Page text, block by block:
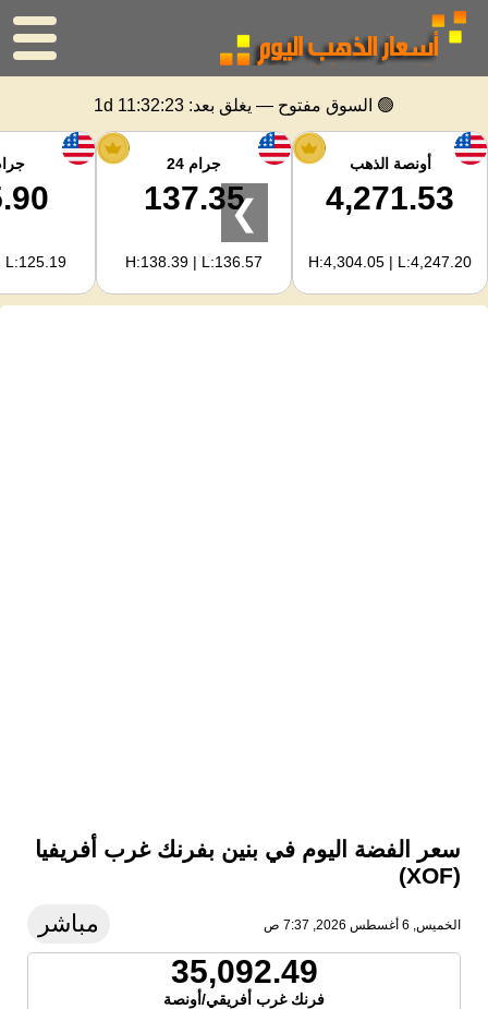
الرئيسية
سعر الذهب
اسعار الفضه
حاسبة الذهب
🟢 السوق مفتوح — يغلق بعد: 1d 11:32:23
أونصة الذهب
4,271.53
H:4,304.05 | L:4,247.20
جرام 24
137.35
H:138.39 | L:136.57
L:125.19
❯
سعر الفضة اليوم في بنين بفرنك غرب أفريفيا
(XOF)
الخميس, 6 أغسطس 2026, 7:37 ص مباشر
35,092.49
فرنك غرب أفريقي/أونصة